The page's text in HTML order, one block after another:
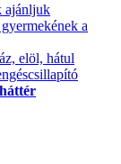
ajánljuk
a
elöl, hátul